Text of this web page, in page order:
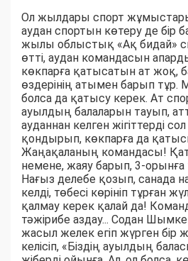
Ол жылдары спорт
аудан спортын көтеру де бір
жылы облыстық «Ақ бидай»
өтті, аудан командасын
көкпарға қатысатын ат жоқ,
өздерінің атымен барып тұр.
болса да қатысу керек. Ат
ауылдың балаларын тауып,
ауданнан келген жігіттерді
қондырып, көкпарға да
Жаңақаланың командасы!
немене, жаяу барып, 3-
Нағыз делебе қозып, санада
келді, төбесі көрініп тұрған
қалмау керек қалай да!
тәжірибе аздау... Содан
жасыл желек егіп жүрген бір
келісіп, «Біздің ауылдың